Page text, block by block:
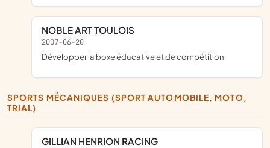
NOBLE ART TOULOIS
2007-06-20
développer la boxe éducative et de compétition
SPORTS MÉCANIQUES (SPORT AUTOMOBILE, MOTO,
TRIAL)
GILLIAN HENRION RACING